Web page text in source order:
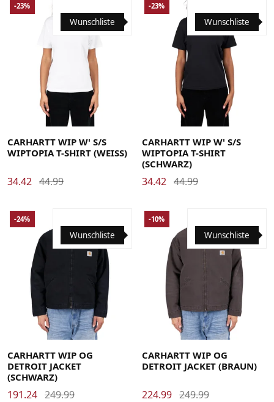
Medium Small X-Small
Wunschliste
-23%
CARHARTT WIP W' S/S
WIPTOPIA T-SHIRT (WEISS)
34.42 44.99
Medium Small X-Small
Wunschliste
-23%
CARHARTT WIP W' S/S
WIPTOPIA T-SHIRT
(SCHWARZ)
34.42 44.99
MediumSmallX-Large
Wunschliste
-24%
CARHARTT WIP OG
DETROIT JACKET
(SCHWARZ)
191.24 249.99
MediumSmallX-Large
Wunschliste
-10%
CARHARTT WIP OG
DETROIT JACKET (BRAUN)
224.99 249.99